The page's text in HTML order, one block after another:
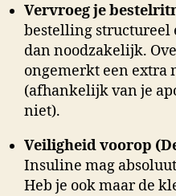
Vervroeg je
bestelling structureel
dan noodzakelijk.
ongemerkt een extra
(afhankelijk van je
niet).
Veiligheid voorop
Insuline mag
Heb je ook maar de